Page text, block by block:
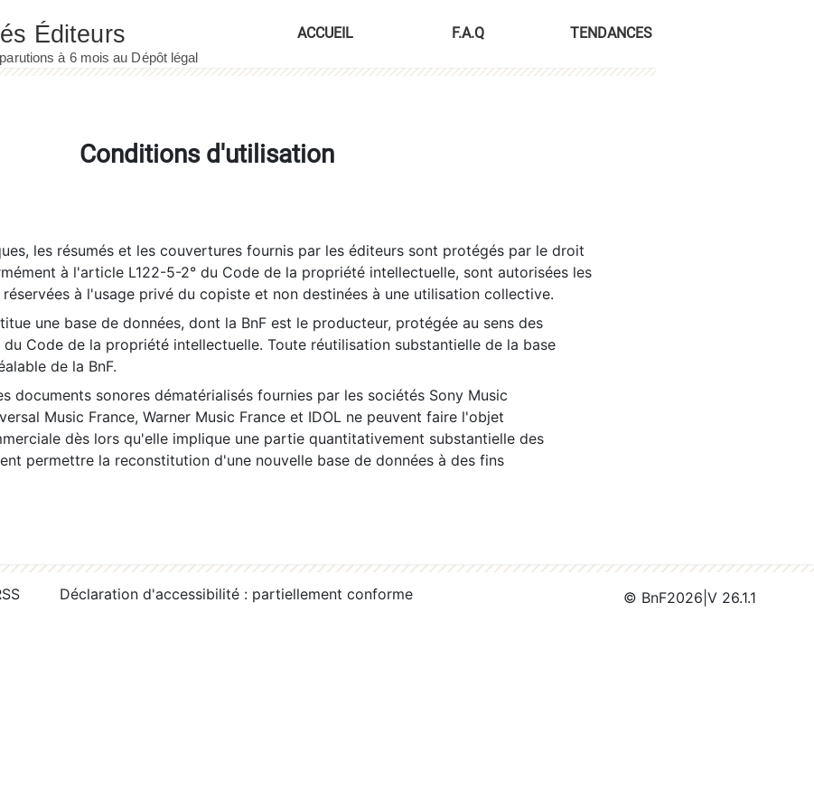
ACCUEIL F.A.Q TENDANCES
Conditions d'utilisation
les résumés et les couvertures fournis par les éditeurs sont protégés par le droit
à l'article L122-5-2° du Code de la propriété intellectuelle, sont autorisées les
à l'usage privé du copiste et non destinées à une utilisation collective.
une base de données, dont la BnF est le producteur, protégée au sens des
Code de la propriété intellectuelle. Toute réutilisation substantielle de la base
de la BnF.
documents sonores dématérialisés fournies par les sociétés Sony Music
Music France, Warner Music France et IDOL ne peuvent faire l'objet
dès lors qu'elle implique une partie quantitativement substantielle des
permettre la reconstitution d'une nouvelle base de données à des fins
Déclaration d'accessibilité : partiellement conforme © BnF2026 V 26.1.1